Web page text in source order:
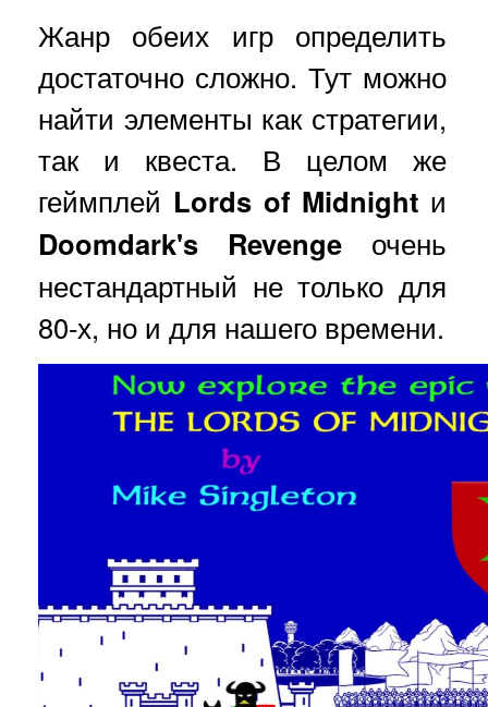
Жанр обеих игр определить
достаточно сложно. Тут можно
найти элементы как стратегии,
так и квеста. В целом же
геймплей Lords of Midnight и
Doomdark's Revenge очень
нестандартный не только для
80-х, но и для нашего времени.